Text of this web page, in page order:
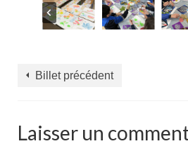
Billet précédent
Laisser un